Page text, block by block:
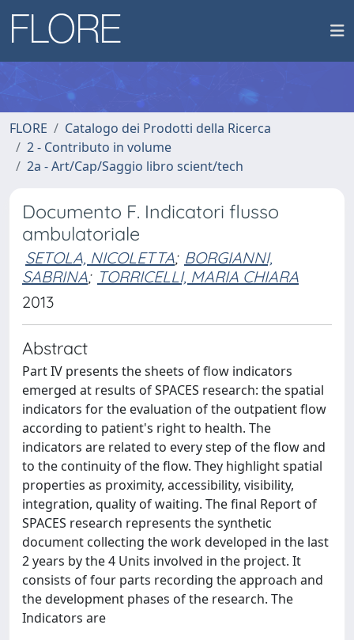
FLORE
Catalogo dei Prodotti della Ricerca
2 - Contributo in volume
2a - Art/Cap/Saggio libro scient/tech
Documento F. Indicatori flusso
ambulatoriale
SETOLA, NICOLETTA; BORGIANNI,
SABRINA; TORRICELLI, MARIA CHIARA
2013
Abstract
Part IV presents the sheets of flow indicators
emerged at results of SPACES research: the spatial
indicators for the evaluation of the outpatient flow
according to patient's right to health. The
indicators are related to every step of the flow and
to the continuity of the flow. They highlight spatial
properties as proximity, accessibility, visibility,
integration, quality of waiting. The final Report of
SPACES research represents the synthetic
document collecting the work developed in the last
2 years by the 4 Units involved in the project. It
consists of four parts recording the approach and
the development phases of the research. The
Indicators are